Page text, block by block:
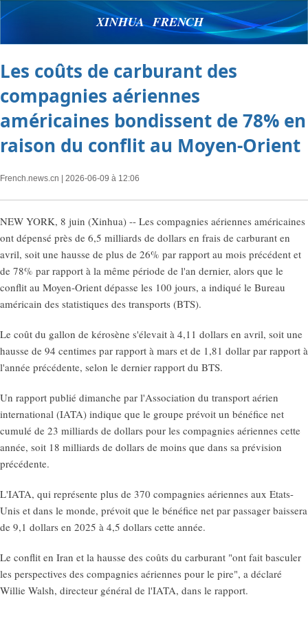
XINHUA FRENCH
Les coûts de carburant des
compagnies aériennes
américaines bondissent de 78% en
raison du conflit au Moyen-Orient
French.news.cn | 2026-06-09 à 12:06
NEW YORK, 8 juin (Xinhua) -- Les compagnies aériennes américaines
ont dépensé près de 6,5 milliards de dollars en frais de carburant en
avril, soit une hausse de plus de 26% par rapport au mois précédent et
de 78% par rapport à la même période de l'an dernier, alors que le
conflit au Moyen-Orient dépasse les 100 jours, a indiqué le Bureau
américain des statistiques des transports (BTS).
Le coût du gallon de kérosène s'élevait à 4,11 dollars en avril, soit une
hausse de 94 centimes par rapport à mars et de 1,81 dollar par rapport à
l'année précédente, selon le dernier rapport du BTS.
Un rapport publié dimanche par l'Association du transport aérien
international (IATA) indique que le groupe prévoit un bénéfice net
cumulé de 23 milliards de dollars pour les compagnies aériennes cette
année, soit 18 milliards de dollars de moins que dans sa prévision
précédente.
L'IATA, qui représente plus de 370 compagnies aériennes aux Etats-
Unis et dans le monde, prévoit que le bénéfice net par passager baissera
de 9,1 dollars en 2025 à 4,5 dollars cette année.
Le conflit en Iran et la hausse des coûts du carburant "ont fait basculer
les perspectives des compagnies aériennes pour le pire", a déclaré
Willie Walsh, directeur général de l'IATA, dans le rapport.